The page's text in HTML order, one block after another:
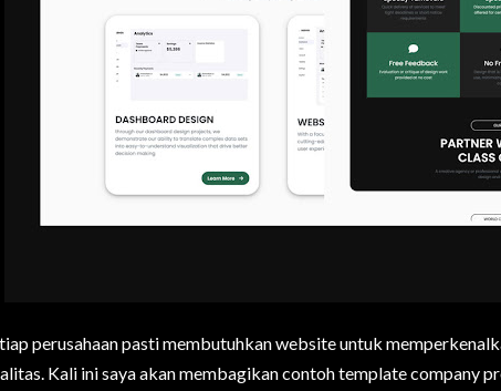
perusahaan pasti membutuhkan website untuk
Kali ini saya akan membagikan contoh template company